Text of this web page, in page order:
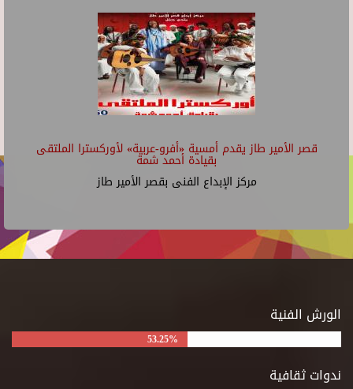
قصر الأمير طاز يقدم أمسية «أفرو-عربية» لأوركسترا الملتقى
بقيادة أحمد شمة
مركز الإبداع الفنى بقصر الأمير طاز
الورش الفنية
53.25%
ندوات ثقافية